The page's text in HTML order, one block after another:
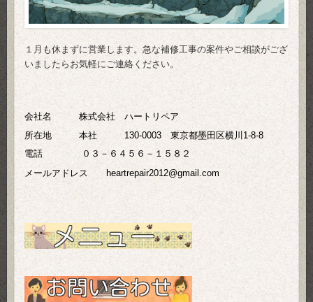
１月も休まずに営業します。急な補修工事の案件やご相談がござ
いましたらお気軽にご連絡ください。
会社名 株式会社 ハートリペア
所在地 本社 130-0003 東京都墨田区横川1-8-8
電話
０３－６４５６－１５８２
メールアドレス heartrepair2012@gmail.com